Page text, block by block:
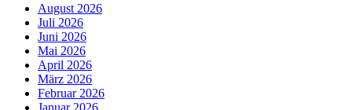
August 2026
Juli 2026
Juni 2026
Mai 2026
April 2026
März 2026
Februar 2026
Januar 2026